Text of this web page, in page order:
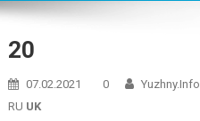
20
07.02.2021 0 Yuzhny.info
RU UK